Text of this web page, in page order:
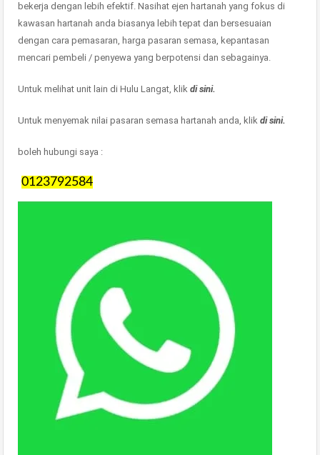
bekerja dengan lebih efektif. Nasihat ejen hartanah yang fokus di
kawasan hartanah anda biasanya lebih tepat dan bersesuaian
dengan cara pemasaran, harga pasaran semasa, kepantasan
mencari pembeli / penyewa yang berpotensi dan sebagainya.
Untuk melihat unit lain di Hulu Langat, klik di sini.
Untuk menyemak nilai pasaran semasa hartanah anda, klik di sini.
boleh hubungi saya :
0123792584